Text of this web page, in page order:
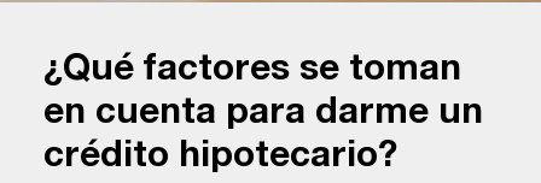
¿Qué factores se toman
en cuenta para darme un
crédito hipotecario?